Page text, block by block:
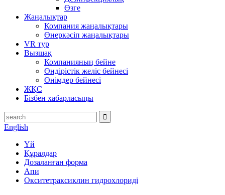
Өзге
Жаңалықтар
Компания жаңалықтары
Өнеркәсіп жаңалықтары
VR тур
Вызшақ
Компанияның бейне
Өндірістік желіс бейнесі
Өнімдер бейнесі
ЖҚС
Бізбен хабарласыңы
English
Үй
Құралдар
Дозаланған форма
Апи
Окситетраксиклин гидрохлориді